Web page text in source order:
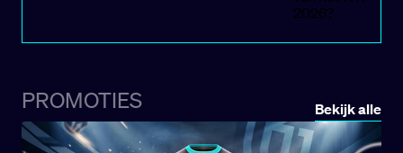
gedaan door de FIFA, tijdens het
goedgekeurd door de FIFA-Raad.
PROMOTIES Bekijk alle